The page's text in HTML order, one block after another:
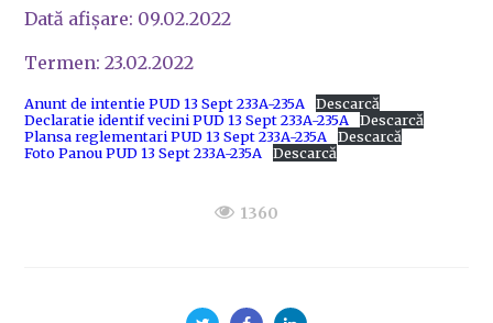
Dată afișare: 09.02.2022
Termen: 23.02.2022
Anunt de intentie PUD 13 Sept 233A-235A
Descarcă
Declaratie identif vecini PUD 13 Sept 233A-235A
Descarcă
Plansa reglementari PUD 13 Sept 233A-235A
Descarcă
Foto Panou PUD 13 Sept 233A-235A
Descarcă
1360